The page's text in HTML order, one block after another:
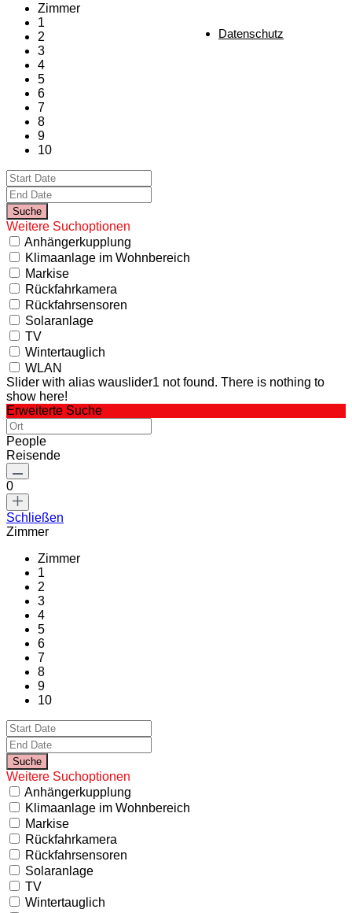
Datenschutz
Zimmer
1
2
3
4
5
6
7
8
9
10
Weitere Suchoptionen
Anhängerkupplung
Klimaanlage im Wohnbereich
Markise
Rückfahrkamera
Rückfahrsensoren
Solaranlage
TV
Wintertauglich
WLAN
Slider with alias wauslider1 not found. There is nothing to
show here!
Erweiterte Suche
People
Reisende
0
Schließen
Zimmer
Zimmer
1
2
3
4
5
6
7
8
9
10
Weitere Suchoptionen
Anhängerkupplung
Klimaanlage im Wohnbereich
Markise
Rückfahrkamera
Rückfahrsensoren
Solaranlage
TV
Wintertauglich